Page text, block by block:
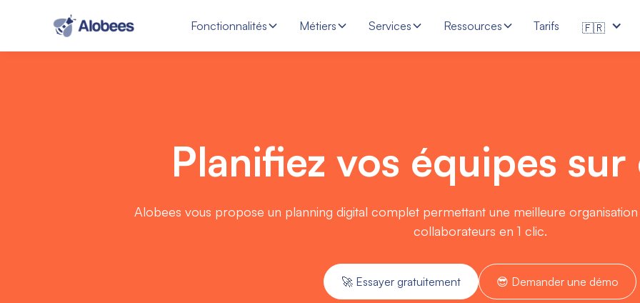
Fonctionnalités Métiers Services Ressources Tarifs 🇫🇷
Planifiez vos équipes
Alobees vous propose un planning digital complet permettant une meilleure
collaborateurs en 1 clic.
🚀 Essayer gratuitement 😎 Demander une démo